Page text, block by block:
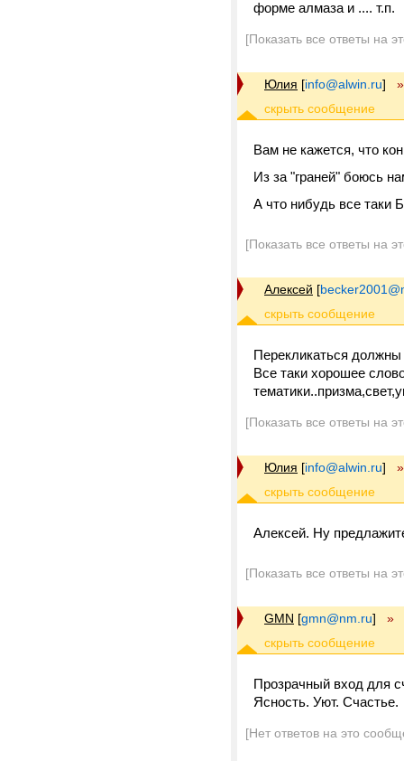
форме алмаза и .... т.п.
[Показать все ответы на
Юлия [info@alwin.ru] »
Вам не кажется, что
Из за "граней" боюсь
А что нибудь все таки
[Показать все ответы на
Алексей [
Перекликаться
Все таки хорошее
[Показать все ответы на
Юлия [info@alwin.ru] »
Алексей. Ну
[Показать все ответы на
GMN [gmn@nm.ru] »
Прозрачный вход для
Ясность. Уют. Счастье.
[Нет ответов на это